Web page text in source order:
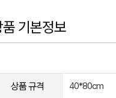
기본정보
상품 규격 40*80cm